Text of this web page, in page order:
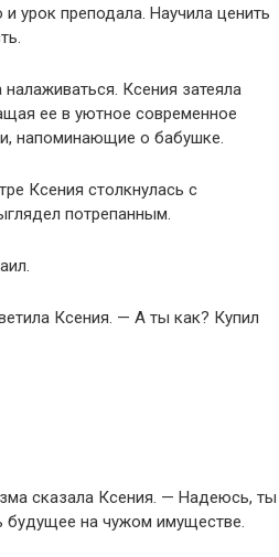
и урок преподала. Научила ценить
Ксения затеяла
ее в уютное современное
напоминающие о бабушке.
Ксения столкнулась с
потрепанным.
Ксения. — А ты как? Купил
сказала Ксения. — Надеюсь, ты
будущее на чужом имуществе.